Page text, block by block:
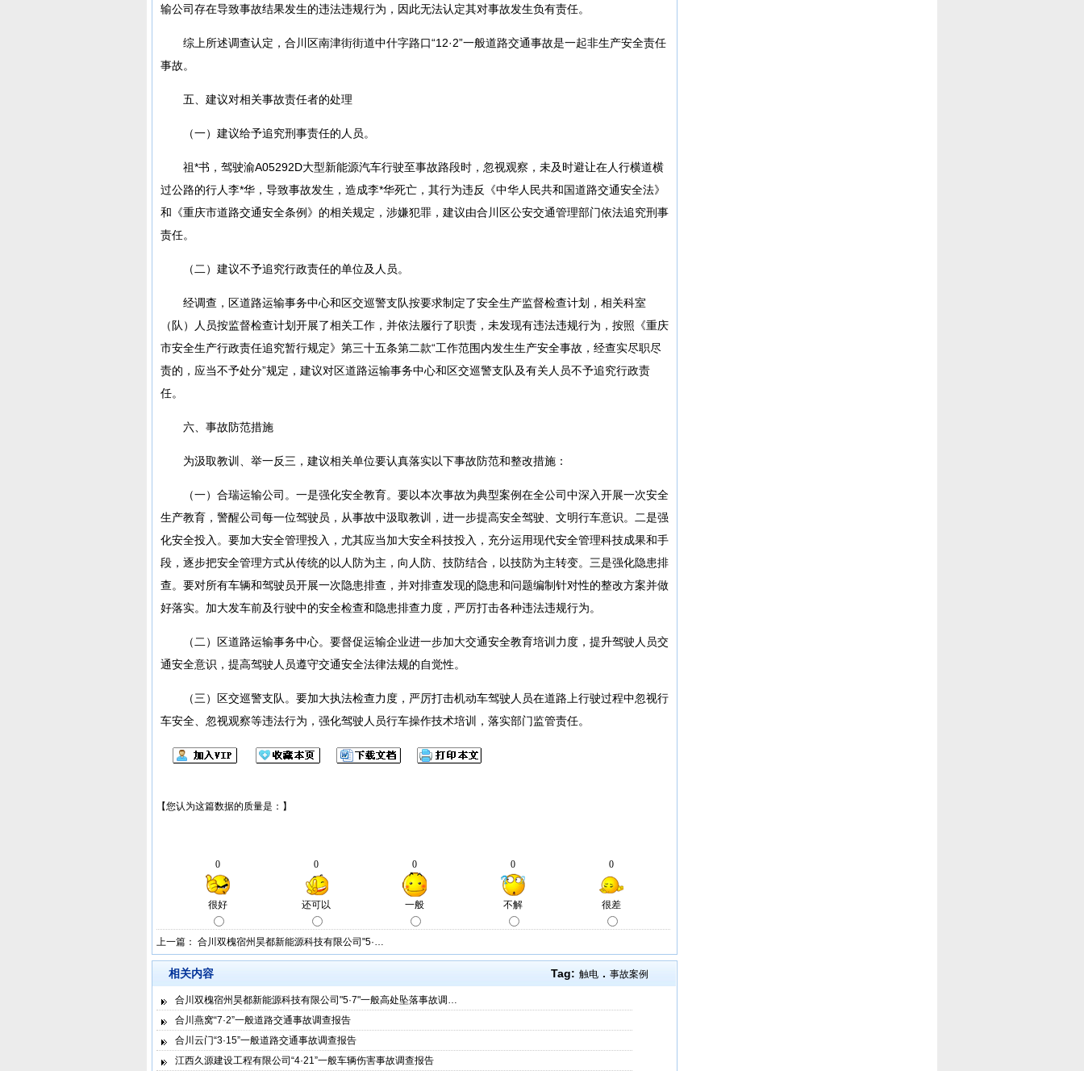
输公司存在导致事故结果发生的违法违规行为，因此无法认定其对事故发生负有责任。
综上所述调查认定，合川区南津街街道中什字路口“12·2”一般道路交通事故是一起非生产安全责任
事故。
五、建议对相关事故责任者的处理
（一）建议给予追究刑事责任的人员。
祖*书，驾驶渝A05292D大型新能源汽车行驶至事故路段时，忽视观察，未及时避让在人行横道横
过公路的行人李*华，导致事故发生，造成李*华死亡，其行为违反《中华人民共和国道路交通安全法》
和《重庆市道路交通安全条例》的相关规定，涉嫌犯罪，建议由合川区公安交通管理部门依法追究刑事
责任。
（二）建议不予追究行政责任的单位及人员。
经调查，区道路运输事务中心和区交巡警支队按要求制定了安全生产监督检查计划，相关科室
（队）人员按监督检查计划开展了相关工作，并依法履行了职责，未发现有违法违规行为，按照《重庆
市安全生产行政责任追究暂行规定》第三十五条第二款“工作范围内发生生产安全事故，经查实尽职尽
责的，应当不予处分”规定，建议对区道路运输事务中心和区交巡警支队及有关人员不予追究行政责
任。
六、事故防范措施
为汲取教训、举一反三，建议相关单位要认真落实以下事故防范和整改措施：
（一）合瑞运输公司。一是强化安全教育。要以本次事故为典型案例在全公司中深入开展一次安全
生产教育，警醒公司每一位驾驶员，从事故中汲取教训，进一步提高安全驾驶、文明行车意识。二是强
化安全投入。要加大安全管理投入，尤其应当加大安全科技投入，充分运用现代安全管理科技成果和手
段，逐步把安全管理方式从传统的以人防为主，向人防、技防结合，以技防为主转变。三是强化隐患排
查。要对所有车辆和驾驶员开展一次隐患排查，并对排查发现的隐患和问题编制针对性的整改方案并做
好落实。加大发车前及行驶中的安全检查和隐患排查力度，严厉打击各种违法违规行为。
（二）区道路运输事务中心。要督促运输企业进一步加大交通安全教育培训力度，提升驾驶人员交
通安全意识，提高驾驶人员遵守交通安全法律法规的自觉性。
（三）区交巡警支队。要加大执法检查力度，严厉打击机动车驾驶人员在道路上行驶过程中忽视行
车安全、忽视观察等违法行为，强化驾驶人员行车操作技术培训，落实部门监管责任。
上一篇： 合川双槐宿州昊都新能源科技有限公司"5·…
Tag: 触电 . 事故案例
相关内容
合川双槐宿州昊都新能源科技有限公司"5·7"一般高处坠落事故调…
合川燕窝“7·2”一般道路交通事故调查报告
合川云门“3·15”一般道路交通事故调查报告
江西久源建设工程有限公司“4·21”一般车辆伤害事故调查报告